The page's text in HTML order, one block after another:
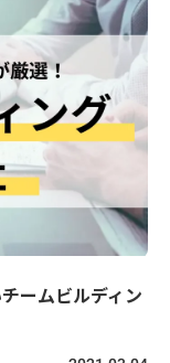
ームビルディン